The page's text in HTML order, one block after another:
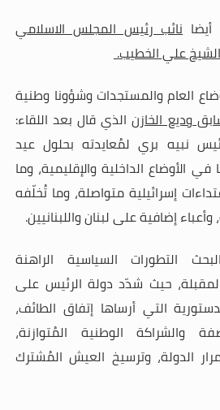
أيضانائب رئيس المجلس الاسلامي
علي الخطيب.
العام والمستجدات وشؤونا وطنية
وديع الخازنالذي قال بعد اللقاء:
نبيه بري لمُعايدته بحلول عيد
في الأوضاع الداخلية والإقليمية، وما
إسرائيلية متواصلة، وما تُخلّفه
إضافية على لبنان واللبنانيين.
التطورات السياسية الراهنة
حيث شدّد دولة الرئيس على
التي أرساها إتفاق الطائف،
والشراكة الوطنية المُتوازنة،
الدولة، وترسيخ العيش المُشترك